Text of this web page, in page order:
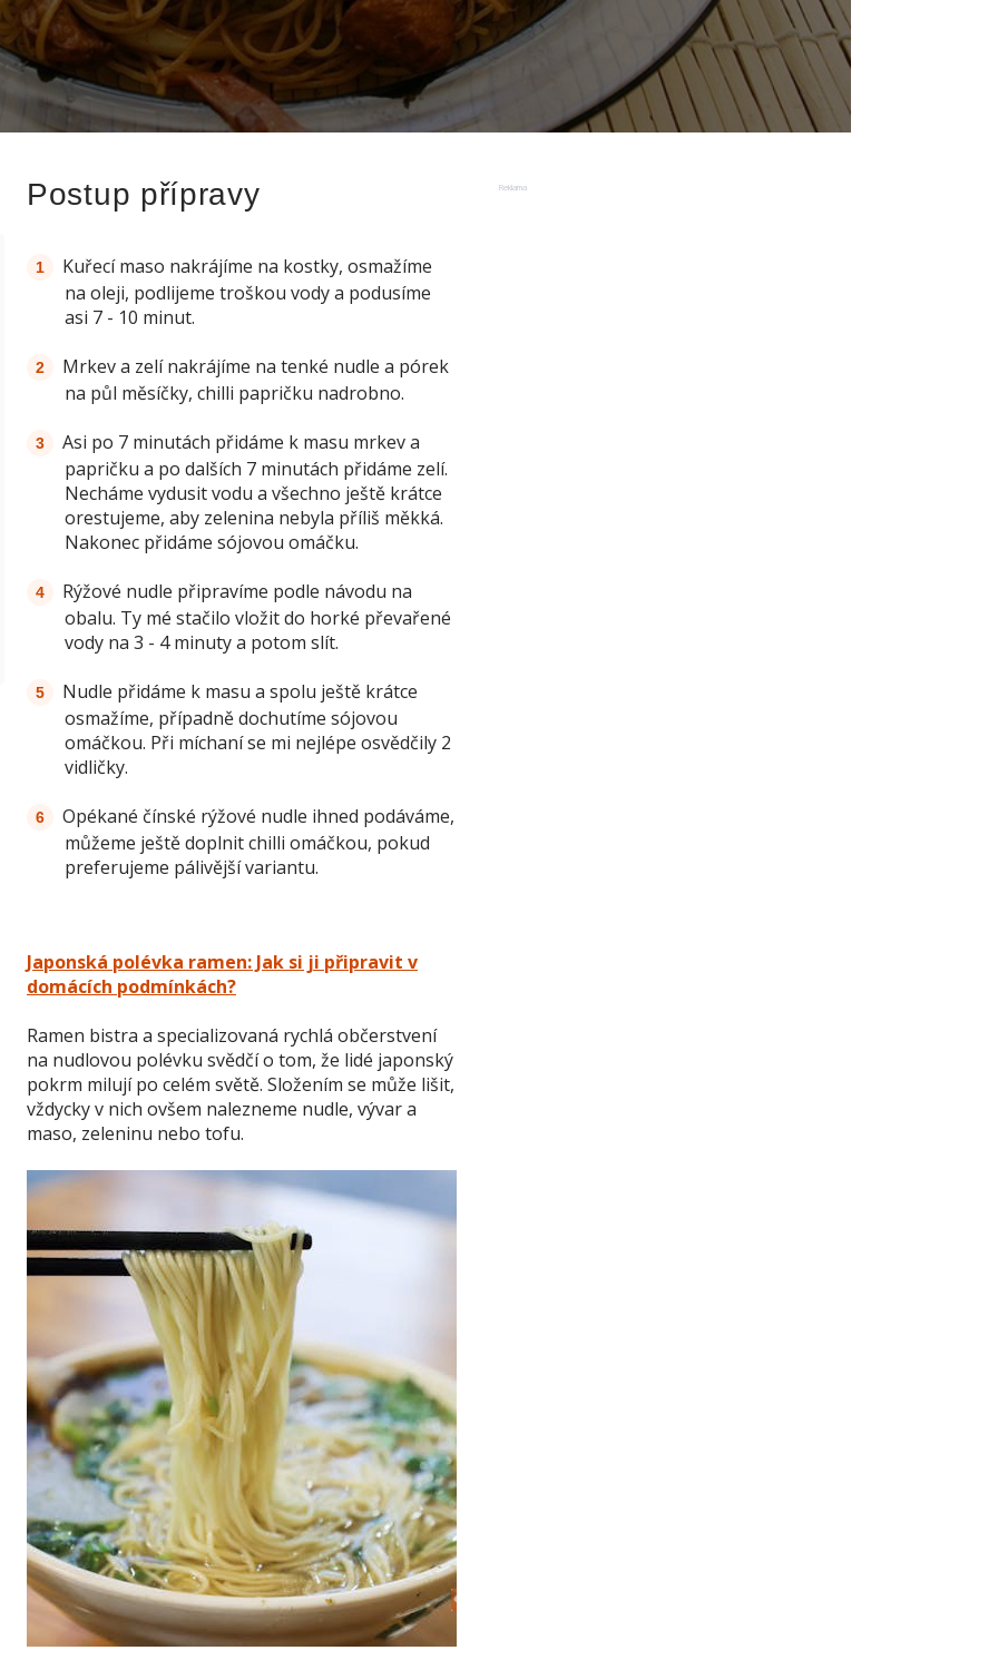
Reklama
Postup přípravy
Kuřecí maso nakrájíme na kostky, osmažíme
na oleji, podlijeme troškou vody a podusíme
asi 7 - 10 minut.
Mrkev a zelí nakrájíme na tenké nudle a pórek
na půl měsíčky, chilli papričku nadrobno.
Asi po 7 minutách přidáme k masu mrkev a
papričku a po dalších 7 minutách přidáme zelí.
Necháme vydusit vodu a všechno ještě krátce
orestujeme, aby zelenina nebyla příliš měkká.
Nakonec přidáme sójovou omáčku.
Rýžové nudle připravíme podle návodu na
obalu. Ty mé stačilo vložit do horké převařené
vody na 3 - 4 minuty a potom slít.
Nudle přidáme k masu a spolu ještě krátce
osmažíme, případně dochutíme sójovou
omáčkou. Při míchaní se mi nejlépe osvědčily 2
vidličky.
Opékané čínské rýžové nudle ihned podáváme,
můžeme ještě doplnit chilli omáčkou, pokud
preferujeme pálivější variantu.
Japonská polévka ramen: Jak si ji připravit v
domácích podmínkách?
Ramen bistra a specializovaná rychlá občerstvení
na nudlovou polévku svědčí o tom, že lidé japonský
pokrm milují po celém světě. Složením se může lišit,
vždycky v nich ovšem nalezneme nudle, vývar a
maso, zeleninu nebo tofu.